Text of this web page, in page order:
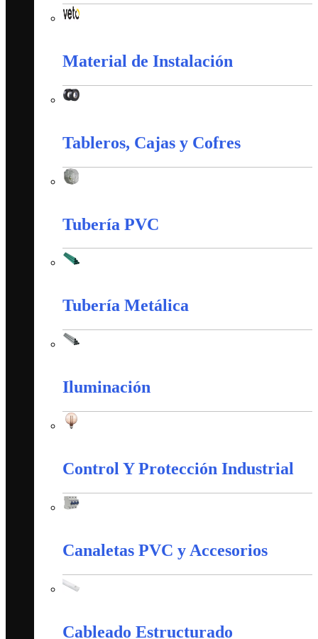
Material de Instalación
Tableros, Cajas y Cofres
Tubería PVC
Tubería Metálica
Iluminación
Control Y Protección Industrial
Canaletas PVC y Accesorios
Cableado Estructurado